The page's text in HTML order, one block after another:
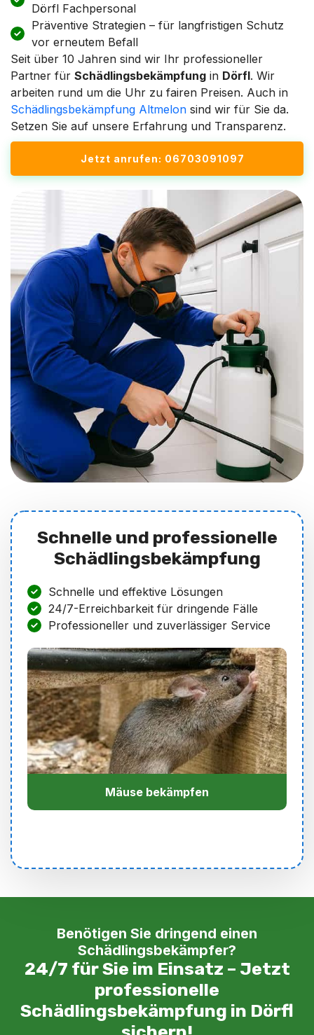
Dörfl Fachpersonal
Präventive Strategien – für langfristigen Schutz
vor erneutem Befall
Seit über 10 Jahren sind wir Ihr professioneller
Partner für Schädlingsbekämpfung in Dörfl. Wir
arbeiten rund um die Uhr zu fairen Preisen. Auch in
Schädlingsbekämpfung Altmelon sind wir für Sie da.
Setzen Sie auf unsere Erfahrung und Transparenz.
Jetzt anrufen: 06703091097
Schnelle und professionelle
Schädlingsbekämpfung
Schnelle und effektive Lösungen
24/7-Erreichbarkeit für dringende Fälle
Professioneller und zuverlässiger Service
Mäuse bekämpfen
Benötigen Sie dringend einen
Schädlingsbekämpfer?
24/7 für Sie im Einsatz – Jetzt
professionelle
Schädlingsbekämpfung in Dörfl